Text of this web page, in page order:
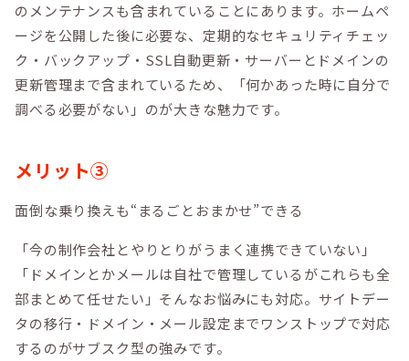
のメンテナンスも含まれていることにあります。ホームペ
ージを公開した後に必要な、定期的なセキュリティチェッ
ク・バックアップ・SSL自動更新・サーバーとドメインの
更新管理まで含まれているため、「何かあった時に自分で
調べる必要がない」のが大きな魅力です。
メリット③
面倒な乗り換えも“まるごとおまかせ”できる
「今の制作会社とやりとりがうまく連携できていない」
「ドメインとかメールは自社で管理しているがこれらも全
部まとめて任せたい」そんなお悩みにも対応。サイトデー
タの移行・ドメイン・メール設定までワンストップで対応
するのがサブスク型の強みです。